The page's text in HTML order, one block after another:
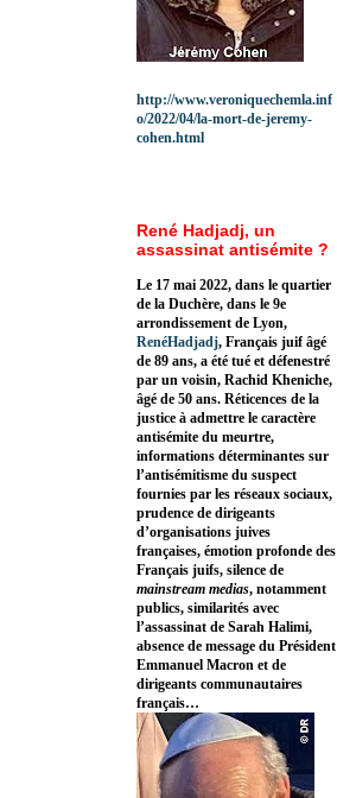
http://www.veroniquechemla.inf
o/2022/04/la-mort-de-jeremy-
cohen.html
René Hadjadj, un
assassinat antisémite ?
Le 17 mai 2022, dans le quartier
de la Duchère, dans le 9e
arrondissement de Lyon,
RenéHadjadj, Français juif âgé
de 89 ans, a été tué et défenestré
par un voisin, Rachid Kheniche,
âgé de 50 ans. Réticences de la
justice à admettre le caractère
antisémite du meurtre,
informations déterminantes sur
l’antisémitisme du suspect
fournies par les réseaux sociaux,
prudence de dirigeants
d’organisations juives
françaises, émotion profonde des
Français juifs, silence de
mainstream medias, notamment
publics, similarités avec
l’assassinat de Sarah Halimi,
absence de message du Président
Emmanuel Macron et de
dirigeants communautaires
français…